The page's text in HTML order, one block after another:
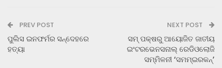
PREV POST
ପୁଲିସ ଇନଫର୍ମର ସନ୍ଦେହରେ
ହତ୍ୟା
NEXT POST
ସମ୍ ପକ୍ଷରୁ ଆୟୋଜିତ ଜାତୀୟ
ଇଂଟରଭେନସନାଲ୍ ରେଡିଓଲୋଜି
ସମ୍ମିଳନୀ ‘ସମମ୍‌ଇରକନ୍‌’